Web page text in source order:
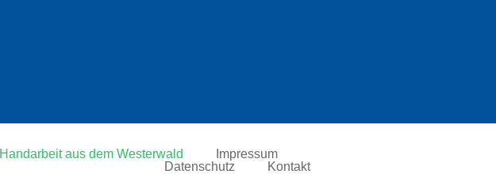
Handarbeit aus dem Westerwald
Impressum
Datenschutz
Kontakt